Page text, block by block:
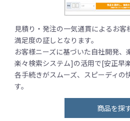
見積り・発注の一気通貫によるお
満足度の証しとなります。
お客様ニーズに基づいた自社開発、
楽々検索システム]の活用で[安正早
各手続きがスムーズ、スピーディの
す。
商品を探